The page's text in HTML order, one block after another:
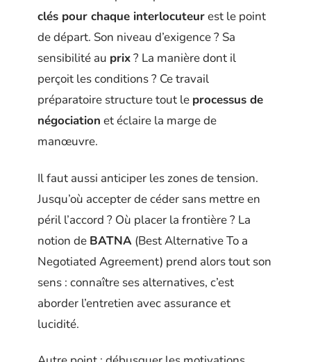
clés pour chaque interlocuteurest le point
de départ. Son niveau d’exigence ? Sa
sensibilité au prix? La manière dont il
perçoit les conditions ? Ce travail
préparatoire structure tout le processus de
négociation et éclaire la marge de
manœuvre.
Il faut aussi anticiper les zones de tension.
Jusqu’où accepter de céder sans mettre en
péril l’accord ? Où placer la frontière ? La
notion de BATNA (Best Alternative To a
Negotiated Agreement) prend alors tout son
sens : connaître ses alternatives, c’est
aborder l’entretien avec assurance et
lucidité.